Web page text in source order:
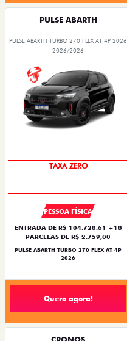
PULSE ABARTH
PULSE ABARTH TURBO 270 FLEX AT 4P 2026
2026/2026
SAIA DE FIAT 0KM
PESSOA FÍSICA
ENTRADA DE R$ 104.728,61 +18
PARCELAS DE R$ 2.759,00
PULSE ABARTH TURBO 270 FLEX AT 4P
2026
Quero agora!